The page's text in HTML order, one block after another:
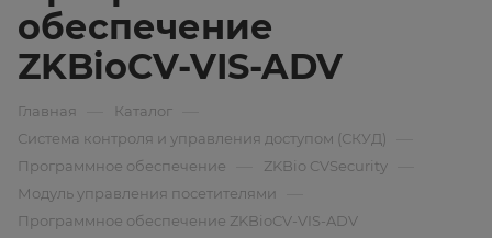
обеспечение
ZKBioCV-VIS-ADV
Главная Каталог
Система контроля и управления доступом (СКУД)
Программное обеспечение ZKBio CVSecurity
Модуль управления посетителями
Программное обеспечение ZKBioCV-VIS-ADV